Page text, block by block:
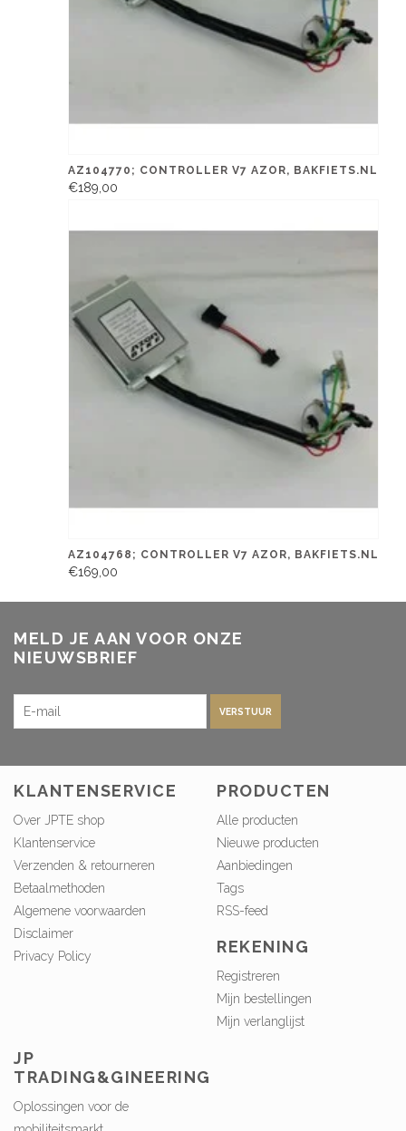
AZ104770; CONTROLLER V7 AZOR, BAKFIETS.NL
€189,00
AZ104768; CONTROLLER V7 AZOR, BAKFIETS.NL
€169,00
MELD JE AAN VOOR ONZE
NIEUWSBRIEF
VERSTUUR
KLANTENSERVICE
Over JPTE shop
Klantenservice
Verzenden & retourneren
Betaalmethoden
Algemene voorwaarden
Disclaimer
Privacy Policy
PRODUCTEN
Alle producten
Nieuwe producten
Aanbiedingen
Tags
RSS-feed
REKENING
Registreren
Mijn bestellingen
Mijn verlanglijst
JP
TRADING&GINEERING
Oplossingen voor de